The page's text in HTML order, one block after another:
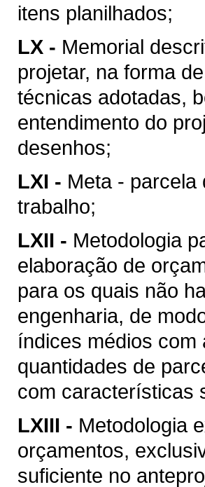
itens planilhados;
LX - Memorial
projetar, na forma
técnicas adotadas,
entendimento do
desenhos;
LXI - Meta - parcela
trabalho;
LXII - Metodologia
elaboração de
para os quais não
engenharia, de
índices médios
quantidades de
com características
LXIII - Metodologia
orçamentos,
suficiente no